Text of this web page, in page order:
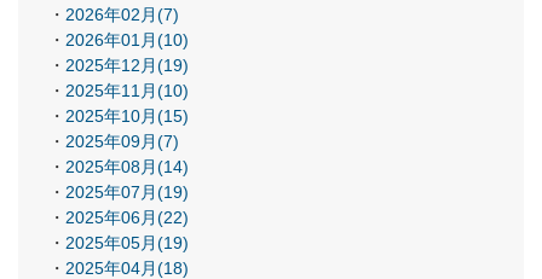
2026年02月(7)
2026年01月(10)
2025年12月(19)
2025年11月(10)
2025年10月(15)
2025年09月(7)
2025年08月(14)
2025年07月(19)
2025年06月(22)
2025年05月(19)
2025年04月(18)